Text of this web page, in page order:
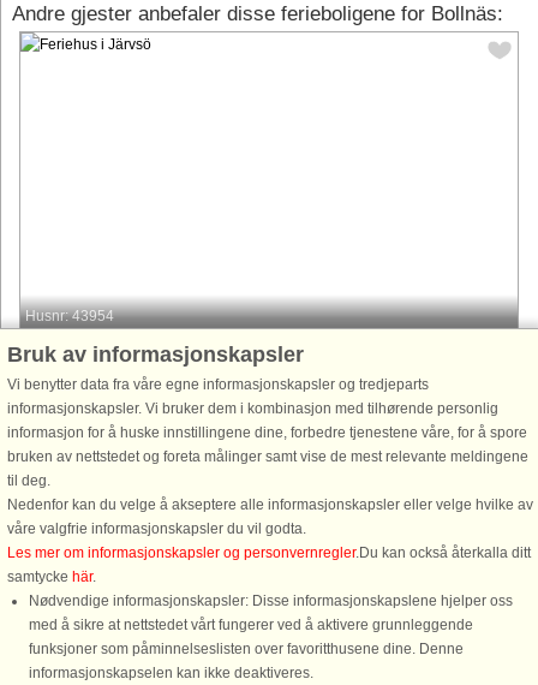
Andre gjester anbefaler disse ferieboligene for Bollnäs:
Husnr: 43954
Järvsö
4 personer, 120 m²
1,5 km til kyst.
Njut av er semester i vackra Järvsö, en populär turistdestination i Ljusdal,
belägen i Gävleborgs län. En bit utanför centrala Järvsö finner ni denna
trevlig stuga i naturskön omgivning och ett stort utbud ...
fra 3.079 NOK
Bruk av informasjonskapsler
Vi benytter data fra våre egne informasjonskapsler og tredjeparts
informasjonskapsler. Vi bruker dem i kombinasjon med tilhørende personlig
informasjon for å huske innstillingene dine, forbedre tjenestene våre, for å spore
bruken av nettstedet og foreta målinger samt vise de mest relevante meldingene
til deg.
Nedenfor kan du velge å akseptere alle informasjonskapsler eller velge hvilke av
våre valgfrie informasjonskapsler du vil godta.
Les mer om informasjonskapsler og personvernregler.Du kan också återkalla ditt
samtycke här.
Nødvendige informasjonskapsler: Disse informasjonskapslene hjelper oss
med å sikre at nettstedet vårt fungerer ved å aktivere grunnleggende
funksjoner som påminnelseslisten over favoritthusene dine. Denne
informasjonskapselen kan ikke deaktiveres.